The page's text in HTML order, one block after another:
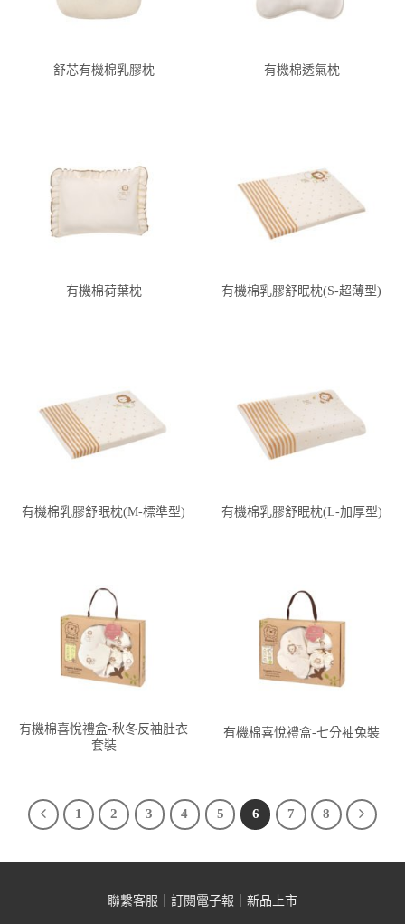
舒芯有機棉乳膠枕 有機棉透氣枕
有機棉荷葉枕 有機棉乳膠舒眠枕(S-超薄型)
有機棉乳膠舒眠枕(M-標準型) 有機棉乳膠舒眠枕(L-加厚型)
有機棉喜悅禮盒-秋冬反袖肚衣
套裝
有機棉喜悅禮盒-七分袖兔裝
1 2 3 4 5 6 7 8
聯繫客服 訂閱電子報 新品上市